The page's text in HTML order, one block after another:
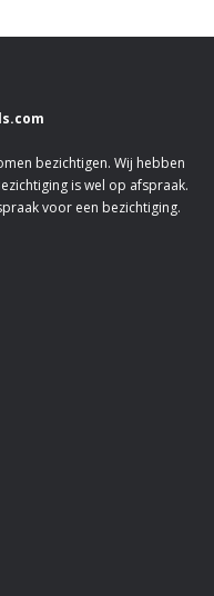
bezichtigen. Wij hebben
is wel op afspraak.
voor een bezichtiging.